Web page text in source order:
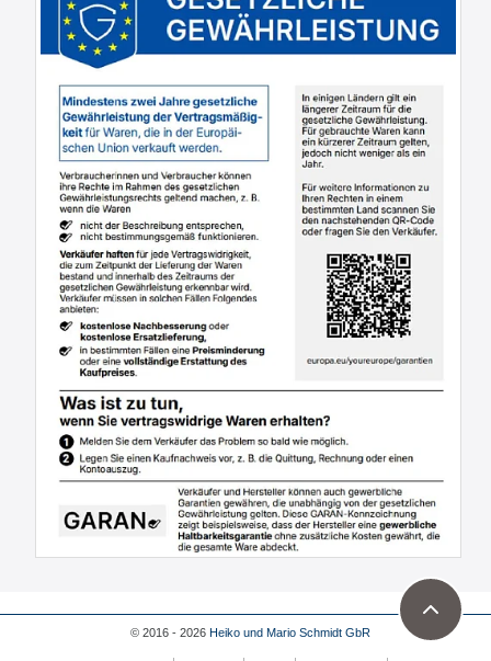
© 2016 - 2026 Heiko und Mario Schmidt GbR